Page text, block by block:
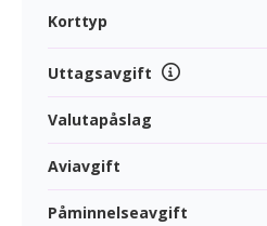
Korttyp
Uttagsavgift
Valutapåslag
Aviavgift
Påminnelseavgift